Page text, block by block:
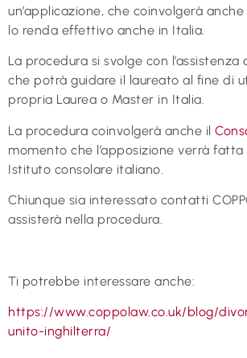
un’applicazione, che coinvolgerà
lo renda effettivo anche in Italia.
La procedura si svolge con
che potrà guidare il laureato al fine di
propria Laurea o Master in Italia.
La procedura coinvolgerà anche il
momento che l’apposizione verrà
Istituto consolare italiano.
Chiunque sia interessato contatti
assisterà nella procedura.
Ti potrebbe interessare anche:
https://www.coppolaw.co.uk/blog/
unito-inghilterra/